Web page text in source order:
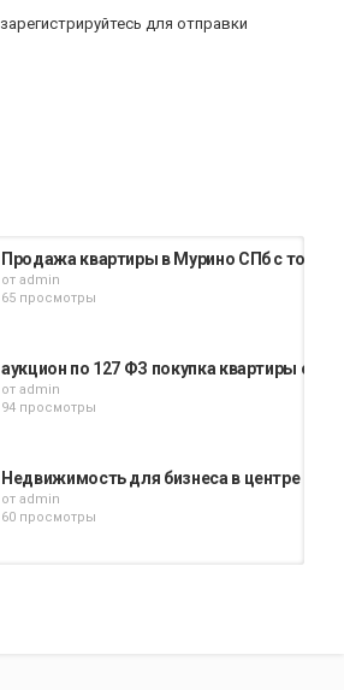
зарегистрируйтесь для отправки
Продажа квартиры в Мурино СПб с
от admin
65 просмотры
аукцион по 127 ФЗ покупка квартиры с
от admin
94 просмотры
Недвижимость для бизнеса в центре
от admin
60 просмотры